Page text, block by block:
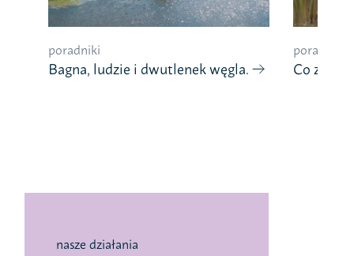
poradniki
Bagna, ludzie i dwutlenek węgla.
poradniki
Co
nasze działania